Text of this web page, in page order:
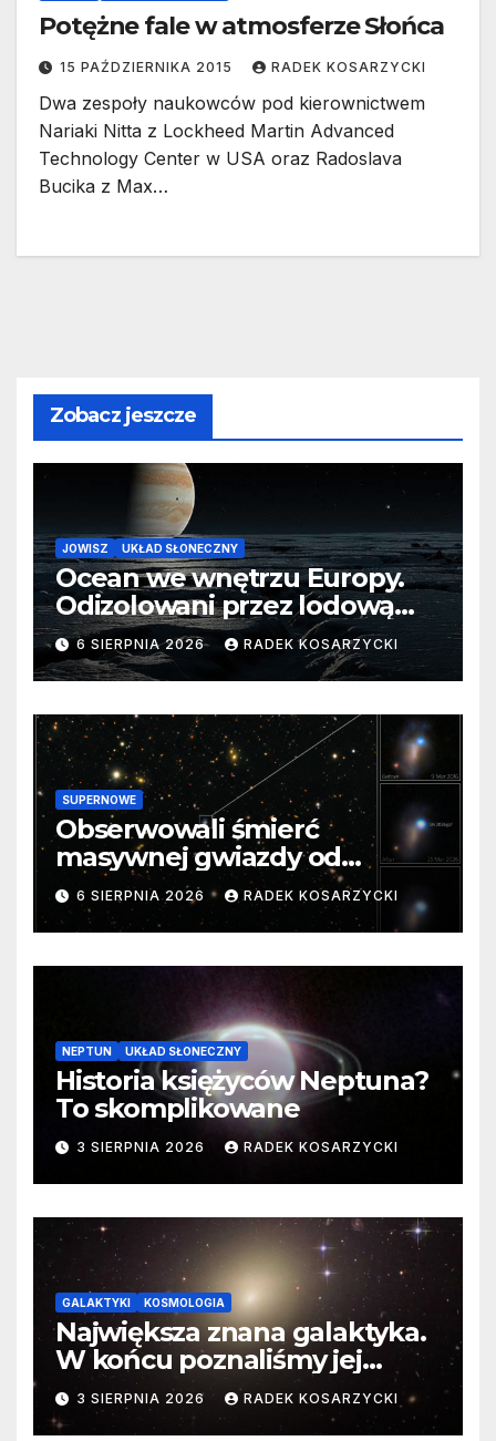
Potężne fale w atmosferze Słońca
15 PAŹDZIERNIKA 2015 RADEK KOSARZYCKI
Dwa zespoły naukowców pod kierownictwem
Nariaki Nitta z Lockheed Martin Advanced
Technology Center w USA oraz Radoslava
Bucika z Max…
Zobacz jeszcze
JOWISZ UKŁAD SŁONECZNY
Ocean we wnętrzu Europy.
Odizolowani przez lodową
barierę
6 SIERPNIA 2026 RADEK KOSARZYCKI
SUPERNOWE
Obserwowali śmierć
masywnej gwiazdy od
samego początku. Niezwykle
cenne dane
6 SIERPNIA 2026 RADEK KOSARZYCKI
NEPTUN UKŁAD SŁONECZNY
Historia księżyców Neptuna?
To skomplikowane
3 SIERPNIA 2026 RADEK KOSARZYCKI
GALAKTYKI KOSMOLOGIA
Największa znana galaktyka.
W końcu poznaliśmy jej
faktyczne wymiary
3 SIERPNIA 2026 RADEK KOSARZYCKI